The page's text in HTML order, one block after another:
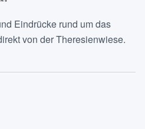
Eindrücke rund um das
von der Theresienwiese.